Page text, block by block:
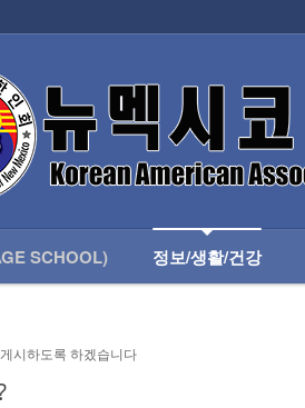
SCHOOL) 정보/생활/건강
시하도록 하겠습니다